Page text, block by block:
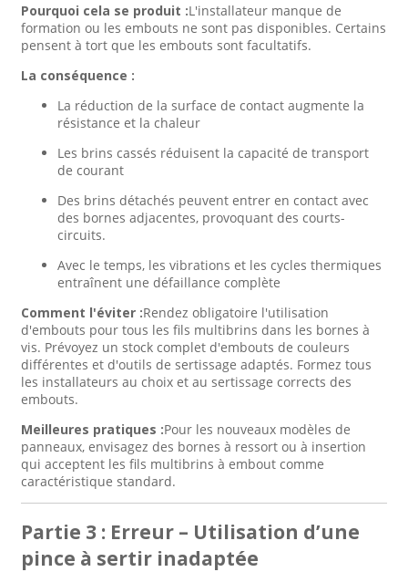
Pourquoi cela se produit :L'installateur manque de
formation ou les embouts ne sont pas disponibles. Certains
pensent à tort que les embouts sont facultatifs.
La conséquence :
La réduction de la surface de contact augmente la
résistance et la chaleur
Les brins cassés réduisent la capacité de transport
de courant
Des brins détachés peuvent entrer en contact avec
des bornes adjacentes, provoquant des courts-
circuits.
Avec le temps, les vibrations et les cycles thermiques
entraînent une défaillance complète
Comment l'éviter :Rendez obligatoire l'utilisation
d'embouts pour tous les fils multibrins dans les bornes à
vis. Prévoyez un stock complet d'embouts de couleurs
différentes et d'outils de sertissage adaptés. Formez tous
les installateurs au choix et au sertissage corrects des
embouts.
Meilleures pratiques :Pour les nouveaux modèles de
panneaux, envisagez des bornes à ressort ou à insertion
qui acceptent les fils multibrins à embout comme
caractéristique standard.
Partie 3 : Erreur – Utilisation d’une
pince à sertir inadaptée